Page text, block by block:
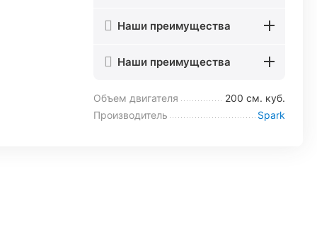
Наши преимущества
Наши преимущества
Объем двигателя
200 см. куб.
Производитель
Spark